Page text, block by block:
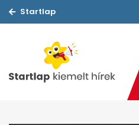
Startlap